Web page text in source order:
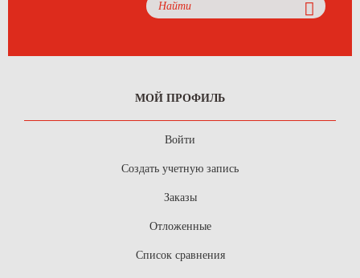
МОЙ ПРОФИЛЬ
Войти
Создать учетную запись
Заказы
Отложенные
Список сравнения